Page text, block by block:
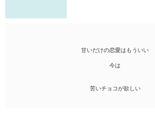
甘いだけの恋愛はもういい
今は
苦いチョコが欲しい